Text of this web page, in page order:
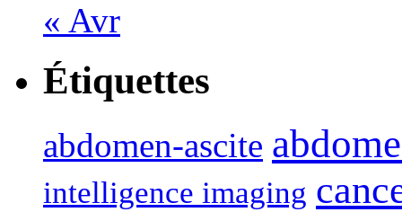
« Avr
Étiquettes
abdomen-ascite
intelligence imaging